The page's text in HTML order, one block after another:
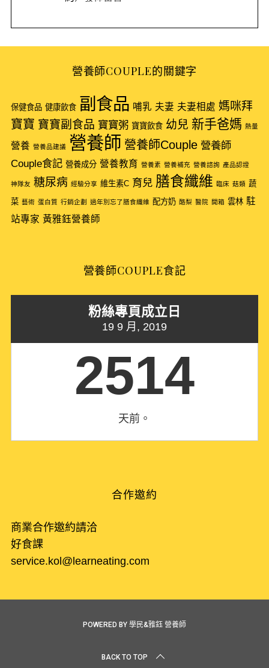
營養師COUPLE的關鍵字
保健食品 健康飲食 副食品 哺乳 夫妻 夫妻相處 媽咪拜
寶寶 寶寶副食品 寶寶粥 寶寶飲食 幼兒 新手爸媽 熱量
營養 營養品建議 營養師 營養師Couple 營養師
Couple食記 營養成分 營養教育 營養素 營養補充 營養諮詢 產品認證
神隊友 糖尿病 經驗分享 維生素C 育兒 膳食纖維 臨床 菇類 蔬
菜 藝術 蛋白質 行銷企劃 過年別忘了膳食纖維 配方奶 酪梨 醫院 開箱 雲林 駐
站專家 黃雅鈺營養師
營養師COUPLE食記
粉絲專頁成立日
19 9 月, 2019
2514
天前。
合作邀約
商業合作邀約請洽
好食課
service.kol@learneating.com
POWERED BY 學民&雅鈺 營養師
BACK TO TOP